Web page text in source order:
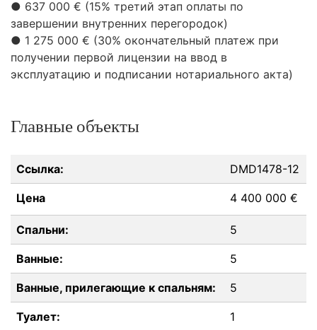
● 637 000 € (15% третий этап оплаты по
завершении внутренних перегородок)
● 1 275 000 € (30% окончательный платеж при
получении первой лицензии на ввод в
эксплуатацию и подписании нотариального акта)
Главные объекты
Ссылка: DMD1478-12
Цена 4 400 000 €
Спальни: 5
Ванные: 5
Ванные, прилегающие к спальням: 5
Туалет: 1